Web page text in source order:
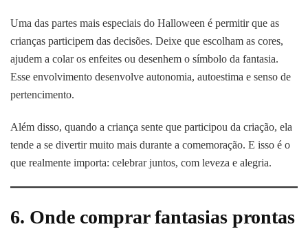
Uma das partes mais especiais do Halloween é permitir que as
crianças participem das decisões. Deixe que escolham as cores,
ajudem a colar os enfeites ou desenhem o símbolo da fantasia.
Esse envolvimento desenvolve autonomia, autoestima e senso de
pertencimento.
Além disso, quando a criança sente que participou da criação, ela
tende a se divertir muito mais durante a comemoração. E isso é o
que realmente importa: celebrar juntos, com leveza e alegria.
6. Onde comprar fantasias prontas